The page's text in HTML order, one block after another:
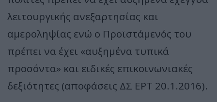
λειτουργικής ανεξαρτησίας και
αμεροληψίας ενώ ο Προϊστάμενός του
πρέπει να έχει «αυξημένα τυπικά
προσόντα» και ειδικές επικοινωνιακές
δεξιότητες (αποφάσεις ΔΣ ΕΡΤ 20.1.2016).